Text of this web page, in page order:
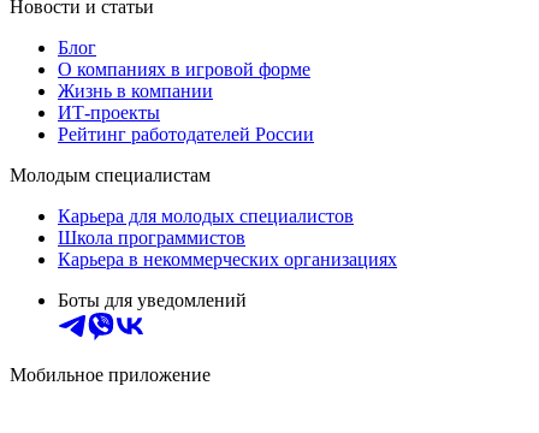
Новости и статьи
Блог
О компаниях в игровой форме
Жизнь в компании
ИТ-проекты
Рейтинг работодателей России
Молодым специалистам
Карьера для молодых специалистов
Школа программистов
Карьера в некоммерческих организациях
Боты для уведомлений
Мобильное приложение